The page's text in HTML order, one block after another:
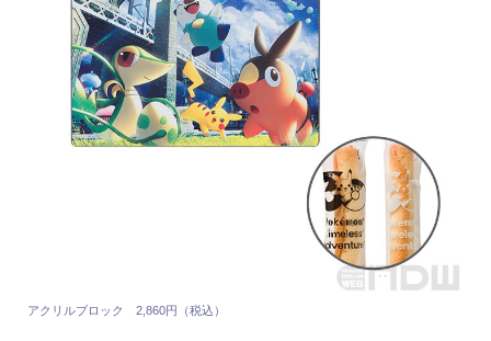
アクリルブロック 2,860円（税込）